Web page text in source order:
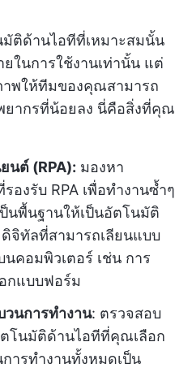
ติด้านไอทีที่เหมาะสมนั้น
ในการใช้งานเท่านั้น แต่
าพให้ทีมของคุณสามารถ
ยากรที่น้อยลง นี่คือสิ่งที่คุณ
นต์ (RPA): มองหา
งรับ RPA เพื่อทำงานซ้ำๆ
นพื้นฐานให้เป็นอัตโนมัติ
จิทัลที่สามารถเลียนแบบ
คอมพิวเตอร์ เช่น การ
กแบบฟอร์ม
นการทำงาน: ตรวจสอบ
โนมัติด้านไอทีที่คุณเลือก
ารทำงานทั้งหมดเป็น